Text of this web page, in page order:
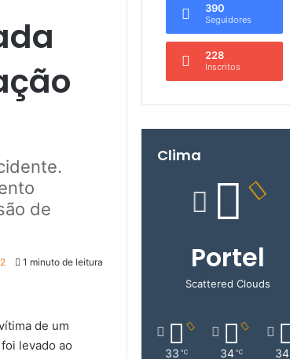
de
1 minuto de leitura
de um
levado ao
390
Seguidores
228
Inscritos
Clima
Portel
Scattered Clouds
33 ℃ 34 ℃ 34